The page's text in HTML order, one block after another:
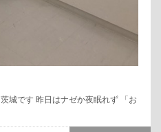
茨城です 昨日はナゼか夜眠れず 「お